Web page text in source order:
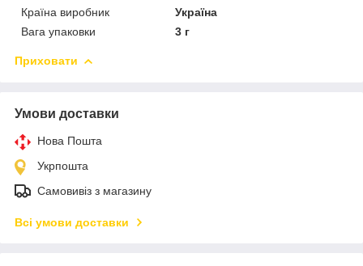
Країна виробник
Україна
Вага упаковки
3 г
Приховати
Умови доставки
Нова Пошта
Укрпошта
Самовивіз з магазину
Всі умови доставки